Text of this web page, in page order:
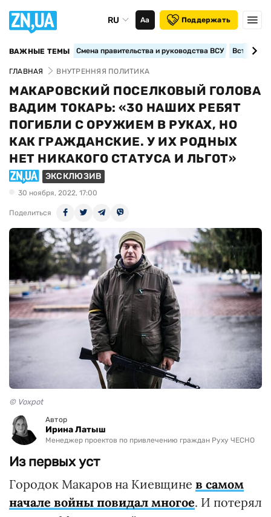
RU Аа Поддержать
ВАЖНЫЕ ТЕМЫ Смена правительства и руководства ВСУ
ГЛАВНАЯ ВНУТРЕННЯЯ ПОЛИТИКА
МАКАРОВСКИЙ ПОСЕЛКОВЫЙ ГОЛОВА
ВАДИМ ТОКАРЬ: «30 НАШИХ РЕБЯТ
ПОГИБЛИ С ОРУЖИЕМ В РУКАХ, НО
КАК ГРАЖДАНСКИЕ. У ИХ РОДНЫХ
НЕТ НИКАКОГО СТАТУСА И ЛЬГОТ»
ЭКСКЛЮЗИВ
30 ноября, 2022, 17:00
Поделиться
© Voxpot
Автор
Ирина Латыш
Менеджер проектов по привлечению граждан Руху ЧЕСНО
Из первых уст
Городок Макаров на Киевщине в самом
начале войны повидал многое. И потерял